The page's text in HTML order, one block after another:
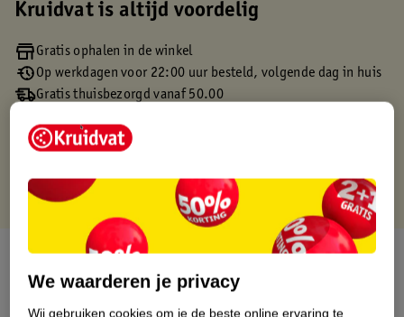
Kruidvat is altijd voordelig
Gratis ophalen in de winkel
Op werkdagen voor 22:00 uur besteld, volgende dag in huis
Gratis thuisbezorgd vanaf 50.00
Gratis punten met je Kruidvat kaart
Over dit product
We waarderen je privacy
Wij gebruiken cookies om je de beste online ervaring te